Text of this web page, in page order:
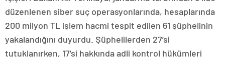
düzenlenen siber suç operasyonlarında, hesaplarında
200 milyon TL işlem hacmi tespit edilen 61 şüphelinin
yakalandığını duyurdu. Şüphelilerden 27’si
tutuklanırken, 17’si hakkında adli kontrol hükümleri